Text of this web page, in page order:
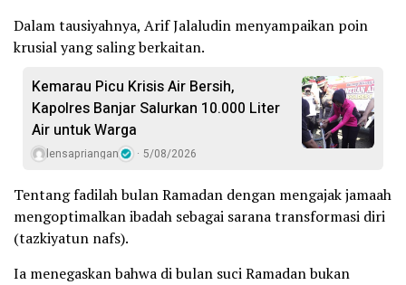
Dalam tausiyahnya, Arif Jalaludin menyampaikan poin
krusial yang saling berkaitan.
Kemarau Picu Krisis Air Bersih,
Kapolres Banjar Salurkan 10.000 Liter
Air untuk Warga
lensapriangan 5/08/2026
Tentang fadilah bulan Ramadan dengan mengajak jamaah
mengoptimalkan ibadah sebagai sarana transformasi diri
(tazkiyatun nafs).
Ia menegaskan bahwa di bulan suci Ramadan bukan